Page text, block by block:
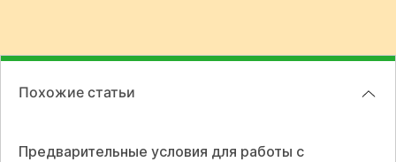
Похожие статьи
Предварительные условия для работы с